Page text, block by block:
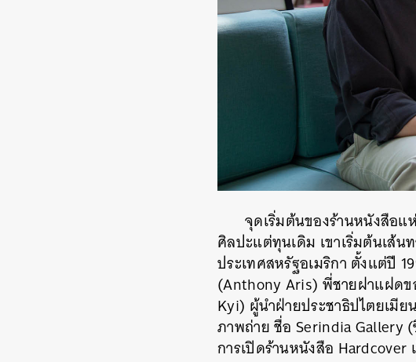
จุดเริ่มต้นของร้านหนังสือแ
ศิลปะแต่ทุนเดิม เขาเริ่มต้นเส้น
ประเทศสหรัฐอเมริกา ตั้งแต่ปี
(Anthony Aris) พี่ชายฝาแฝดข
Kyi) ผู้นำฝ่ายประชาธิปไตยเมี
ภาพถ่าย ชื่อ Serindia Gallery
การเปิดร้านหนังสือ Hardcover